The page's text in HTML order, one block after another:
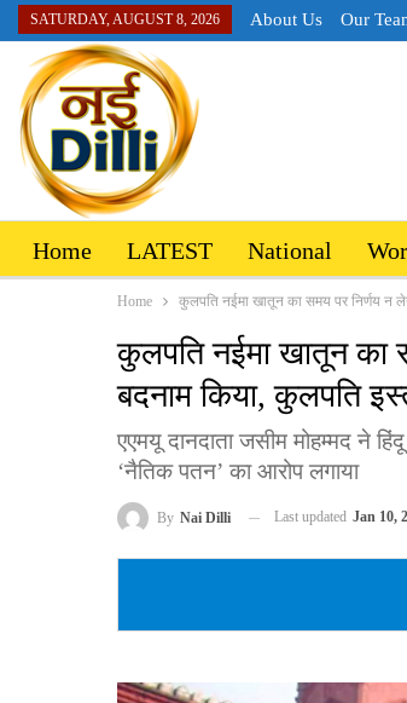
SATURDAY, AUGUST 8, 2026 About Us Our
Home LATEST National
Home कुलपति नईमा खातून का समय पर निर्णय न
कुलपति नईमा खातून का
बदनाम किया, कुलपति
एएमयू दानदाता जसीम मोहम्मद ने
‘नैतिक पतन’ का आरोप लगाया
By Nai Dilli Last updated Jan 10,